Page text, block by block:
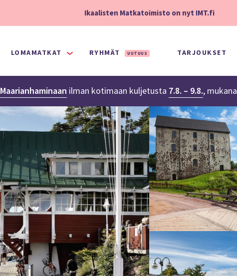
Ikaalisten Matkatoimisto on nyt IMT.fi
LOMAMATKAT RYHMÄT UUTUUS TARJOUKSET
Maarianhaminaan ilman kotimaan kuljetusta 7.8. – 9.8., mukana